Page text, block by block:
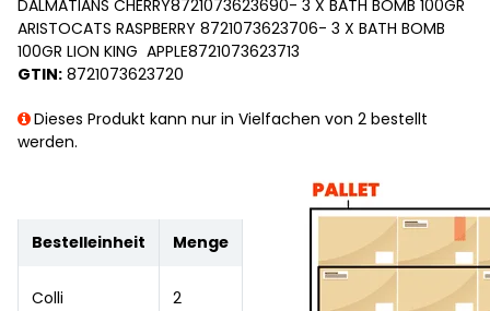
DALMATIANS CHERRY8721073623690- 3 X BATH BOMB 100GR
ARISTOCATS RASPBERRY 8721073623706- 3 X BATH BOMB
100GR LION KING APPLE8721073623713
GTIN: 8721073623720
Dieses Produkt kann nur in Vielfachen von 2 bestellt
werden.
Bestelleinheit Menge
Colli 2